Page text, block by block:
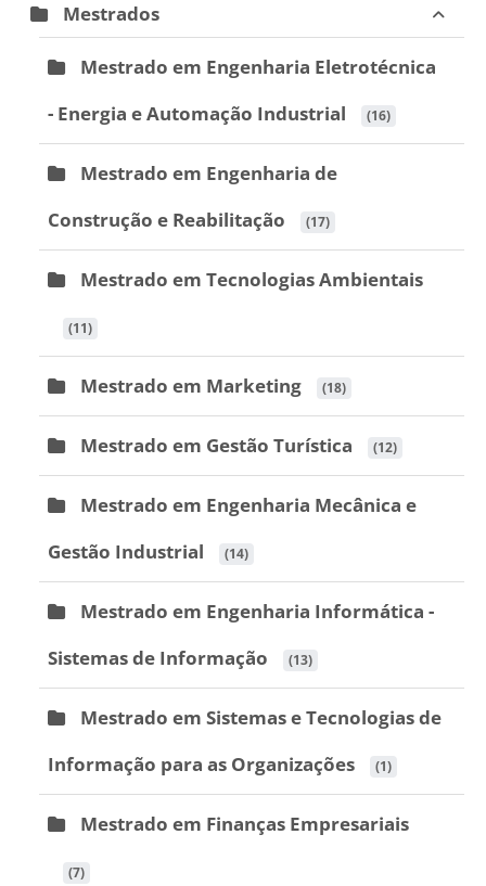
Mestrados
Mestrado em Engenharia Eletrotécnica
- Energia e Automação Industrial
(16)
Mestrado em Engenharia de
Construção e Reabilitação
(17)
Mestrado em Tecnologias Ambientais
(11)
Mestrado em Marketing (18)
Mestrado em Gestão Turística (12)
Mestrado em Engenharia Mecânica e
Gestão Industrial
(14)
Mestrado em Engenharia Informática -
Sistemas de Informação
(13)
Mestrado em Sistemas e Tecnologias de
Informação para as Organizações
(1)
Mestrado em Finanças Empresariais
(7)